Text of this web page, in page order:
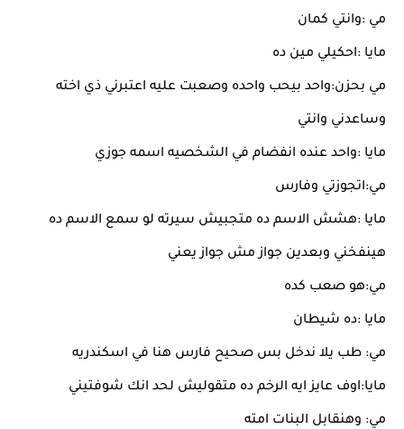
مي :وانتي كمان
مايا :احكيلي مين ده
مي بحزن:واحد بيحب واحده وصعبت عليه اعتبرني ذي اخته
وساعدني وانتي
مايا :واحد عنده انفضام في الشخصيه اسمه جوزي
مي:اتجوزتي وفارس
مايا :هشش الاسم ده متجبيش سيرته لو سمع الاسم ده
هينفخني وبعدين جواز مش جواز يعني
مي:هو صعب كده
مايا :ده شيطان
مي: طب يلا ندخل بس صحيح فارس هنا في اسكندريه
مايا:اوف عايز ايه الرخم ده متقوليش لحد انك شوفتيني
مي: وهنقابل البنات امته